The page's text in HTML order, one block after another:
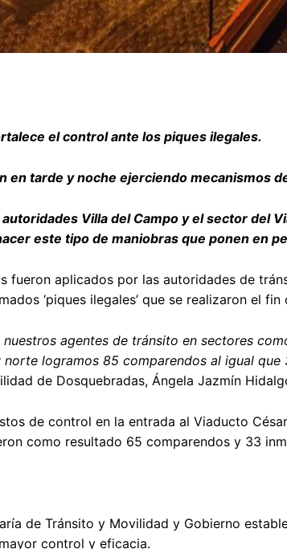
el control ante los piques ilegales.
en tarde y noche ejerciendo mecanismos
Villa del Campo y el sector del
este tipo de maniobras que ponen en
fueron aplicados por las autoridades de
‘piques ilegales’ que se realizaron el
agentes de tránsito en sectores
logramos 85 comparendos al igual
de Dosquebradas, Ángela Jazmín
de control en la entrada al Viaducto
como resultado 65 comparendos y 33
de Tránsito y Movilidad y Gobierno
control y eficacia.